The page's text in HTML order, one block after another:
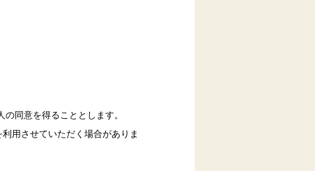
同意を得ることとします。
用させていただく場合がありま